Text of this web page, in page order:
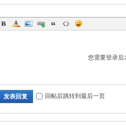
您需要登录
发表回复 回帖后跳转到最后一页